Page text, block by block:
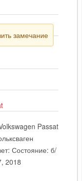
замечание
Passat
2018